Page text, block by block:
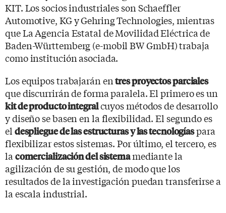
KIT. Los socios industriales son Schaeffler
Automotive, KG y Gehring Technologies, mientras
que La Agencia Estatal de Movilidad Eléctrica de
Baden-Württemberg (e-mobil BW GmbH) trabaja
como institución asociada.
Los equipos trabajarán entres proyectos parciales
que discurrirán de forma paralela. El primero es un
kit de producto integralcuyos métodos de desarrollo
y diseño se basen en la flexibilidad. El segundo es
el despliegue de las estructuras y las tecnologíaspara
flexibilizar estos sistemas. Por último, el tercero, es
la comercialización del sistemamediante la
agilización de su gestión, de modo que los
resultados de la investigación puedan transferirse a
la escala industrial.